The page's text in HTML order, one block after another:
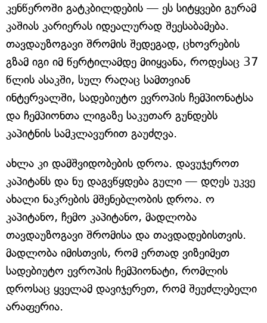
კენწეროში გატკბილდების — ეს სიტყვები გურამ
კაშიას კარიერას იდეალურად შეესაბამება.
თავდაუზოგავი შრომის შედეგად, ცხოვრების
გზამ იგი იმ წერტილამდე მიიყვანა, როდესაც 37
წლის ასაკში, სულ რაღაც სამთვიან
ინტერვალში, სადებიუტო ევროპის ჩემპიონატსა
და ჩემპიონთა ლიგაზე საკუთარ გუნდებს
კაპიტნის სამკლავურით გაუძღვა.
ახლა კი დამშვიდობების დროა. დავუჯეროთ
კაპიტანს და ნუ დაგვწყდება გული — დღეს უკვე
ახალი ნაკრების მშენებლობის დროა. ო
კაპიტანო, ჩემო კაპიტანო, მადლობა
თავდაუზოგავი შრომისა და თავდადებისთვის.
მადლობა იმისთვის, რომ ერთად ვიზეიმეთ
სადებიუტო ევროპის ჩემპიონატი, რომლის
დროსაც ყველამ დავიჯერეთ, რომ შეუძლებელი
არაფერია.